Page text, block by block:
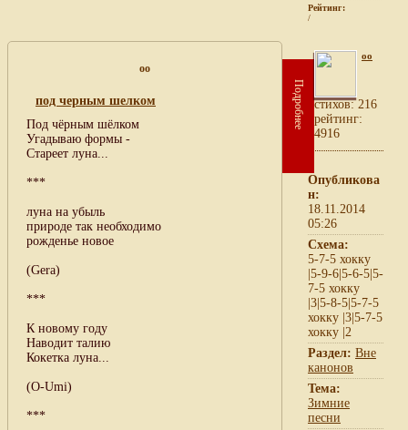
Рейтинг:
/
oo
под черным шелком
Под чёрным шёлком
Угадываю формы -
Стареет луна...
***
луна на убыль
природе так необходимо
рожденье новое
(Gera)
***
К новому году
Наводит талию
Кокетка луна...
(O-Umi)
***
Подробнее
oo
cтихов: 216
рейтинг:
4916
Опубликова
н:
18.11.2014
05:26
Схема:
5-7-5 хокку
|5-9-6|5-6-5|5-
7-5 хокку
|3|5-8-5|5-7-5
хокку |3|5-7-5
хокку |2
Раздел: Вне
канонов
Тема:
Зимние
песни